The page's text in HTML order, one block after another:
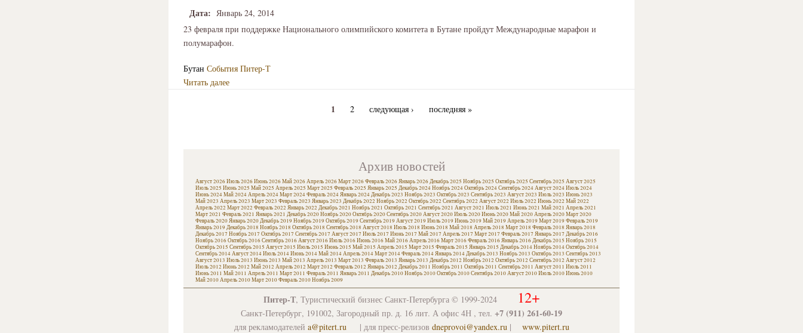
Дата: Январь 24, 2014
23 февраля при поддержке Национального олимпийского комитета в Бутане пройдут Международные марафон и
полумарафон.
Бутан События Питер-Т
Читать далее
1 2 следующая › последняя »
Архив новостей
Август 2026 Июль 2026 Июнь 2026 Май 2026 Апрель 2026 Март 2026 Февраль 2026 Январь 2026 Декабрь 2025 Ноябрь 2025 Октябрь 2025 Сентябрь 2025 Август 2025
Июль 2025 Июнь 2025 Май 2025 Апрель 2025 Март 2025 Февраль 2025 Январь 2025 Декабрь 2024Ноябрь 2024Октябрь 2024Сентябрь 2024Август 2024Июль 2024
Июнь 2024Май 2024Апрель 2024Март 2024Февраль 2024Январь 2024Декабрь 2023 Ноябрь 2023 Октябрь 2023 Сентябрь 2023 Август 2023 Июль 2023 Июнь 2023
Май 2023 Апрель 2023 Март 2023 Февраль 2023 Январь 2023 Декабрь 2022 Ноябрь 2022 Октябрь 2022 Сентябрь 2022 Август 2022 Июль 2022 Июнь 2022 Май 2022
Апрель 2022 Март 2022 Февраль 2022 Январь 2022 Декабрь 2021 Ноябрь 2021 Октябрь 2021 Сентябрь 2021 Август 2021 Июль 2021 Июнь 2021 Май 2021 Апрель 2021
Март 2021 Февраль 2021 Январь 2021 Декабрь 2020Ноябрь 2020Октябрь 2020Сентябрь 2020Август 2020Июль 2020Июнь 2020Май 2020Апрель 2020Март 2020
Февраль 2020Январь 2020Декабрь 2019 Ноябрь 2019 Октябрь 2019 Сентябрь 2019 Август 2019 Июль 2019 Июнь 2019 Май 2019 Апрель 2019 Март 2019 Февраль 2019
Январь 2019 Декабрь 2018 Ноябрь 2018 Октябрь 2018 Сентябрь 2018 Август 2018 Июль 2018 Июнь 2018 Май 2018 Апрель 2018 Март 2018 Февраль 2018 Январь 2018
Декабрь 2017 Ноябрь 2017 Октябрь 2017 Сентябрь 2017 Август 2017 Июль 2017 Июнь 2017 Май 2017 Апрель 2017 Март 2017 Февраль 2017 Январь 2017 Декабрь 2016
Ноябрь 2016 Октябрь 2016 Сентябрь 2016 Август 2016 Июль 2016 Июнь 2016 Май 2016 Апрель 2016 Март 2016 Февраль 2016 Январь 2016 Декабрь 2015 Ноябрь 2015
Октябрь 2015 Сентябрь 2015 Август 2015 Июль 2015 Июнь 2015 Май 2015 Апрель 2015 Март 2015 Февраль 2015 Январь 2015 Декабрь 2014Ноябрь 2014Октябрь 2014
Сентябрь 2014Август 2014Июль 2014Июнь 2014Май 2014Апрель 2014Март 2014Февраль 2014Январь 2014Декабрь 2013 Ноябрь 2013 Октябрь 2013 Сентябрь 2013
Август 2013 Июль 2013 Июнь 2013 Май 2013 Апрель 2013 Март 2013 Февраль 2013 Январь 2013 Декабрь 2012 Ноябрь 2012 Октябрь 2012 Сентябрь 2012 Август 2012
Июль 2012 Июнь 2012 Май 2012 Апрель 2012 Март 2012 Февраль 2012 Январь 2012 Декабрь 2011 Ноябрь 2011 Октябрь 2011 Сентябрь 2011 Август 2011 Июль 2011
Июнь 2011 Май 2011 Апрель 2011 Март 2011 Февраль 2011 Январь 2011 Декабрь 2010Ноябрь 2010Октябрь 2010Сентябрь 2010Август 2010Июль 2010Июнь 2010
Май 2010Апрель 2010Март 2010Февраль 2010Ноябрь 2009
Питер-Т, Туристический бизнес Санкт-Петербурга © 1999-2024 12+
Санкт-Петербург, 191002, Загородный пр. д. 16 лит. А офис 4Н , тел. +7 (911) 261-60-19
для рекламодателей a@pitert.ru | для пресс-релизов dneprovoi@yandex.ru | www.pitert.ru